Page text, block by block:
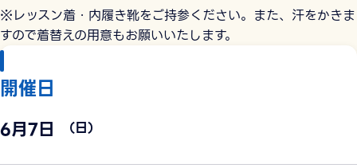
※レッスン着・内履き靴をご持参ください。また、汗をかきま
すので着替えの⽤意もお願いいたします。
開催日
6月7日 （日）